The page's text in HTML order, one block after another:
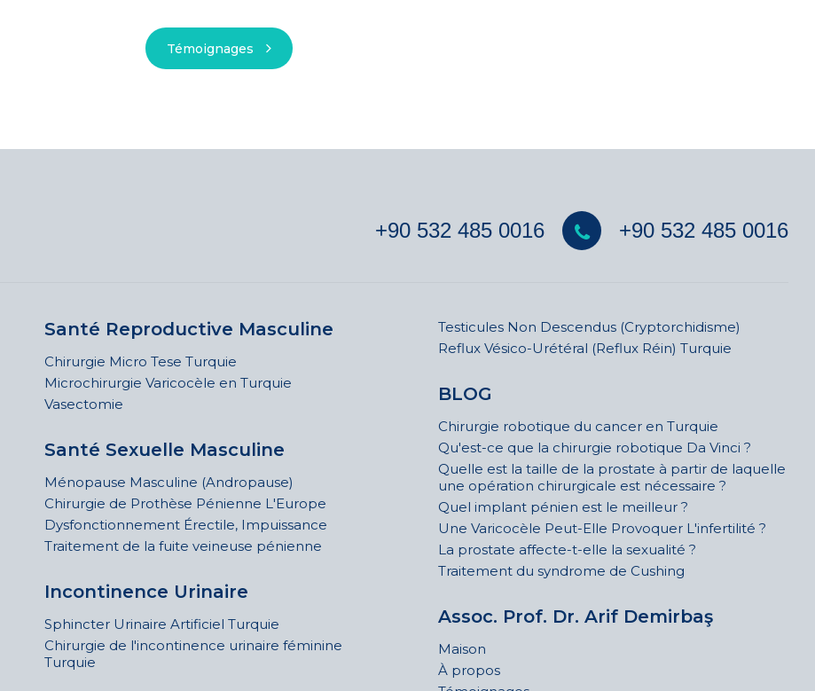
Témoignages
+90 532 485 0016 +90 532 485 0016
Santé Reproductive Masculine
Chirurgie Micro Tese Turquie
Microchirurgie Varicocèle en Turquie
Vasectomie
Santé Sexuelle Masculine
Ménopause Masculine (Andropause)
Chirurgie de Prothèse Pénienne L'Europe
Dysfonctionnement Érectile, Impuissance
Traitement de la fuite veineuse pénienne
Incontinence Urinaire
Sphincter Urinaire Artificiel Turquie
Chirurgie de l'incontinence urinaire féminine
Turquie
Testicules Non Descendus (Cryptorchidisme)
Reflux Vésico-Urétéral (Reflux Réin) Turquie
BLOG
Chirurgie robotique du cancer en Turquie
Qu'est-ce que la chirurgie robotique Da Vinci ?
Quelle est la taille de la prostate à partir de laquelle
une opération chirurgicale est nécessaire ?
Quel implant pénien est le meilleur ?
Une Varicocèle Peut-Elle Provoquer L'infertilité ?
La prostate affecte-t-elle la sexualité ?
Traitement du syndrome de Cushing
Assoc. Prof. Dr. Arif Demirbaş
Maison
À propos